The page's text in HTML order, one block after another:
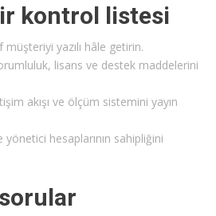
kontrol listesi
yazılı hâle getirin.
lisans ve destek maddelerini
akışı ve ölçüm sistemini yayın
yönetici hesaplarının sahipliğini